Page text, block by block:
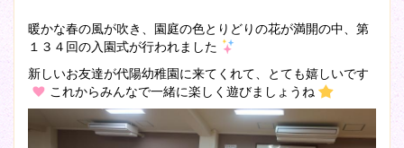
暖かな春の風が吹き、園庭の色とりどりの花が満開の中、第
１３４回の入園式が行われました
新しいお友達が代陽幼稚園に来てくれて、とても嬉しいです
これからみんなで一緒に楽しく遊びましょうね